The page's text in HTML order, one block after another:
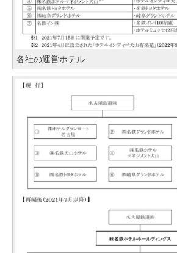
各社の運営ホテル